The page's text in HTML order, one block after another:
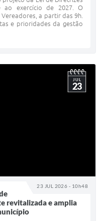
ao exercício de 2027. O
a partir das 9h.
e prioridades da gestão
23 JUL 2026 - 10h48
JUL
23
revitalizada e amplia